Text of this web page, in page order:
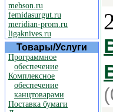
mebson.ru
femidasurgut.ru
meridian-prom.ru
ligaknives.ru
Товары/Услуги
Программное
обеспечение
Комплексное
обеспечение
канцтоварами
Поставка бумаги